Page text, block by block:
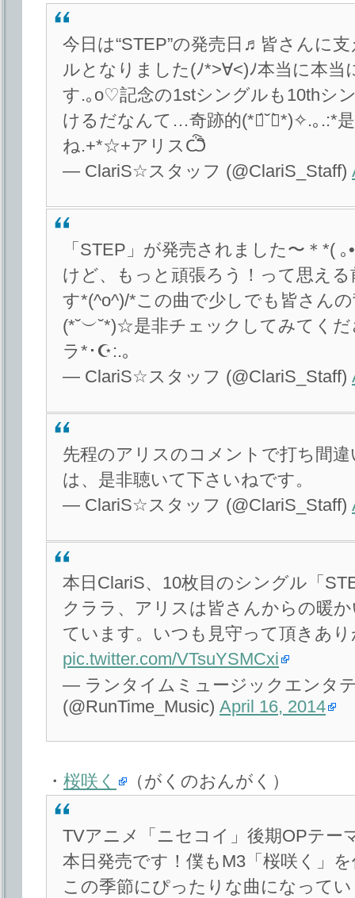
今日は“STEP”の発売日♬皆さんに
ルとなりました(ﾉ*>∀<)ﾉ本当に本
す.｡o♡記念の1stシングルも10thシ
けるだなんて…奇跡的(*ฅ́˘ฅ̀*)✧.｡.:*
ね.+*☆+アリスѼิ
— ClariS☆スタッフ (@ClariS_Staff)
「STEP」が発売されました〜＊*(
けど、もっと頑張ろう！って思え
す*(^o^)/*この曲で少しでも皆さん
(*˘︶˘*)☆是非チェックしてみてく
ラ*･☪:.｡
— ClariS☆スタッフ (@ClariS_Staff)
先程のアリスのコメントで打ち間
は、是非聴いて下さいねです。
— ClariS☆スタッフ (@ClariS_Staff)
本日ClariS、10枚目のシングル「
クララ、アリスは皆さんからの暖
ています。いつも見守って頂きあ
pic.twitter.com/VTsuYSMCxi
— ランタイムミュージックエンタ
(@RunTime_Music) April 16, 2014
・ 桜咲く （がくのおんがく）
TVアニメ「ニセコイ」後期OPテー
本日発売です！僕もM3「桜咲く」
この季節にぴったりな曲になって